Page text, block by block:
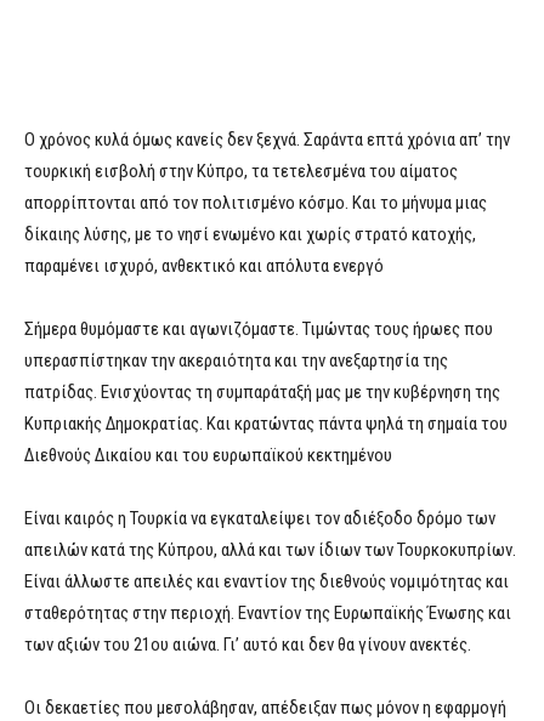
Ο χρόνος κυλά όμως κανείς δεν ξεχνά. Σαράντα επτά χρόνια απ’ την
τουρκική εισβολή στην Κύπρο, τα τετελεσμένα του αίματος
απορρίπτονται από τον πολιτισμένο κόσμο. Και το μήνυμα μιας
δίκαιης λύσης, με το νησί ενωμένο και χωρίς στρατό κατοχής,
παραμένει ισχυρό, ανθεκτικό και απόλυτα ενεργό
Σήμερα θυμόμαστε και αγωνιζόμαστε. Τιμώντας τους ήρωες που
υπερασπίστηκαν την ακεραιότητα και την ανεξαρτησία της
πατρίδας. Ενισχύοντας τη συμπαράταξή μας με την κυβέρνηση της
Κυπριακής Δημοκρατίας. Και κρατώντας πάντα ψηλά τη σημαία του
Διεθνούς Δικαίου και του ευρωπαϊκού κεκτημένου
Είναι καιρός η Τουρκία να εγκαταλείψει τον αδιέξοδο δρόμο των
απειλών κατά της Κύπρου, αλλά και των ίδιων των Τουρκοκυπρίων.
Είναι άλλωστε απειλές και εναντίον της διεθνούς νομιμότητας και
σταθερότητας στην περιοχή. Εναντίον της Ευρωπαϊκής Ένωσης και
των αξιών του 21ου αιώνα. Γι’ αυτό και δεν θα γίνουν ανεκτές.
Οι δεκαετίες που μεσολάβησαν, απέδειξαν πως μόνον η εφαρμογή